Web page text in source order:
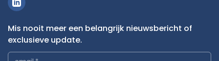
Mis nooit meer een belangrijk nieuwsbericht of
exclusieve update.